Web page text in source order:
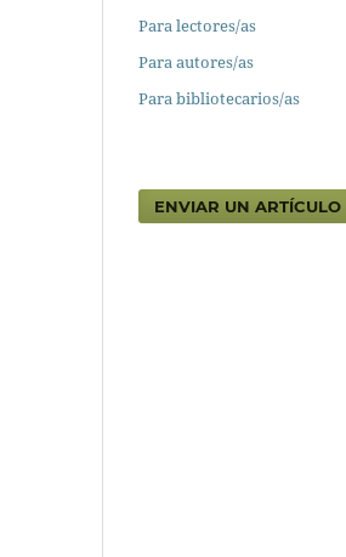
Para lectores/as
Para autores/as
Para bibliotecarios/as
ENVIAR UN ARTÍCULO